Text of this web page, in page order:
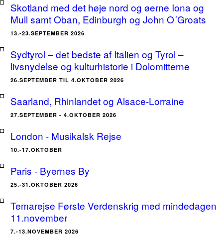
Skotland med det høje nord og øerne Iona og
Mull samt Oban, Edinburgh og John O´Groats
13.-23.SEPTEMBER 2026
Sydtyrol – det bedste af Italien og Tyrol –
livsnydelse og kulturhistorie i Dolomitterne
26.SEPTEMBER TIL 4.OKTOBER 2026
Saarland, Rhinlandet og Alsace-Lorraine
27.SEPTEMBER - 4.OKTOBER 2026
London - Musikalsk Rejse
10.-17.OKTOBER
Paris - Byernes By
25.-31.OKTOBER 2026
Temarejse Første Verdenskrig med mindedagen
11.november
7.-13.NOVEMBER 2026